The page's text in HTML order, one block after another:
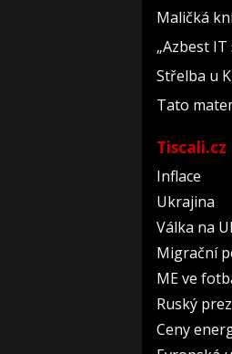
Maličká
„Azbest
Střelba u
Tato
Tiscali.cz
Inflace
Ukrajina
Válka na
Migrační
ME ve
Ruský
Ceny